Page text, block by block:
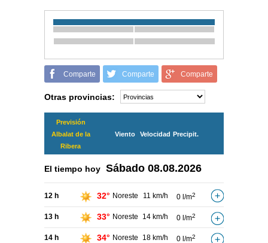
Comparte Comparte Comparte
Otras provincias:
Previsión
Albalat de la
Ribera
Viento Velocidad Precipit.
El tiempo hoy Sábado 08.08.2026
12 h 32° Noreste 11 km/h 0 l/m2
13 h 33° Noreste 14 km/h 0 l/m2
14 h 34° Noreste 18 km/h 0 l/m2